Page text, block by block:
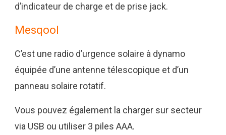
d’indicateur de charge et de prise jack.
Mesqool
C’est une radio d’urgence solaire à dynamo
équipée d’une antenne télescopique et d’un
panneau solaire rotatif.
Vous pouvez également la charger sur secteur
via USB ou utiliser 3 piles AAA.